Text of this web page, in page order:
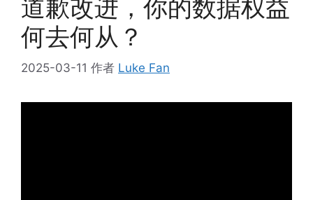
道歉改进，你的数据权益
何去何从？
2025-03-11 作者 Luke Fan